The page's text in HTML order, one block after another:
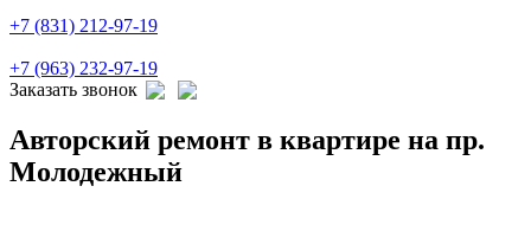
+7 (831) 212-97-19
+7 (963) 232-97-19
Заказать звонок
Авторский ремонт в квартире на пр.
Молодежный